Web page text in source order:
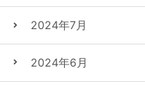
2024年7月
2024年6月